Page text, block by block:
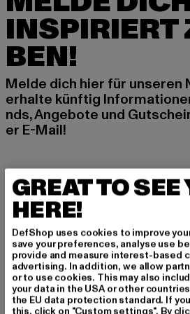
INSPIRIERT
BEN!
Melde dich hier für unseren
erhalte künftig
nds, Angebote und
er E-Mail!
An welchen Produkten bist du
MÄNNER
FRAUEN
E-MAIL
ANMELDEN
GREAT TO SEE
HERE!
DefShop uses cookies to improve
save your preferences, analyse use
provide and measure interest-based
advertising. In addition, we allow
or to use cookies. This may also
your data in the USA or other
the EU data protection standard. If
this, click on "Custom settings". By